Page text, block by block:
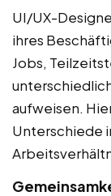
UI/UX-
ihres
Jobs,
aufweisen.
Unterschiede